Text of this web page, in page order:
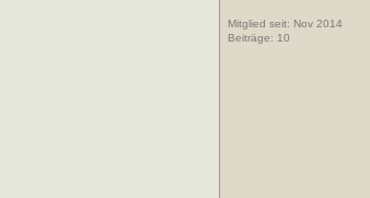
Mitglied seit: Nov 2014
Beiträge: 10